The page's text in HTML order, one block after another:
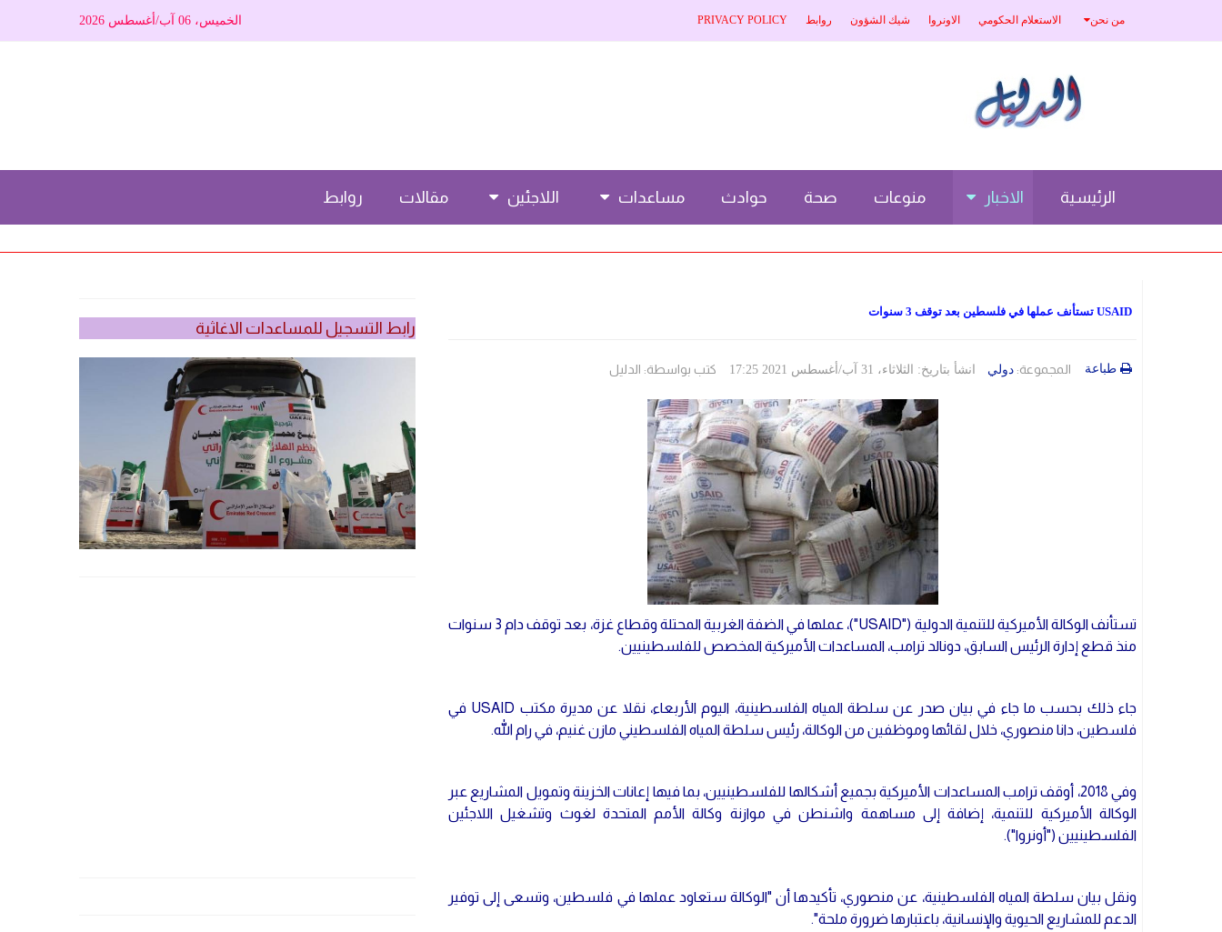
من نحن الاستعلام الحكومي الاونروا شيك الشؤون روابط PRIVACY POLICY الخميس، 06 آب/أغسطس 2026
الرئيسية الاخبار منوعات صحة حوادث مساعدات اللاجئين مقالات روابط
USAID تستأنف عملها في فلسطين بعد توقف 3 سنوات
المجموعة: دولي انشأ بتاريخ: الثلاثاء، 31 آب/أغسطس 2021 17:25 كتب بواسطة: الدليل طباعة
تستأنف الوكالة الأميركية للتنمية الدولية ("USAID")، عملها في الضفة الغربية المحتلة وقطاع غزة، بعد توقف دام 3 سنوات
منذ قطع إدارة الرئيس السابق، دونالد ترامب، المساعدات الأميركية المخصص للفلسطينيين.
جاء ذلك بحسب ما جاء في بيان صدر عن سلطة المياه الفلسطينية، اليوم الأربعاء، نقلا عن مديرة مكتب USAID في
فلسطين، دانا منصوري، خلال لقائها وموظفين من الوكالة، رئيس سلطة المياه الفلسطيني مازن غنيم، في رام الله.
وفي 2018، أوقف ترامب المساعدات الأميركية بجميع أشكالها للفلسطينيين، بما فيها إعانات الخزينة وتمويل المشاريع عبر
الوكالة الأميركية للتنمية، إضافة إلى مساهمة واشنطن في موازنة وكالة الأمم المتحدة لغوث وتشغيل اللاجئين
الفلسطينيين ("أونروا").
ونقل بيان سلطة المياه الفلسطينية، عن منصوري، تأكيدها أن "الوكالة ستعاود عملها في فلسطين، وتسعى إلى توفير
الدعم للمشاريع الحيوية والإنسانية، باعتبارها ضرورة ملحة".
رابط التسجيل للمساعدات الاغاثية